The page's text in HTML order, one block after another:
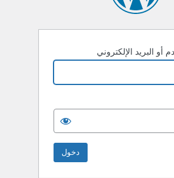
أو البريد الإلكتروني